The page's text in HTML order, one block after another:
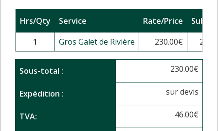
Hrs/Qty Service Rate/Price
Sub
1
Gros Galet de Rivière 230.00€
Sous-total : 230.00€
Expédition : sur devis
TVA: 46.00€